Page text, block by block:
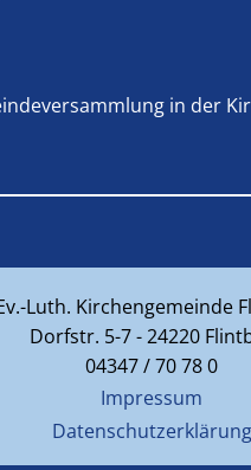
in der
Luth. Kirchengemeinde
Dorfstr. 5-7 - 24220
04347 / 70 78 0
Impressum
Datenschutzerklärung